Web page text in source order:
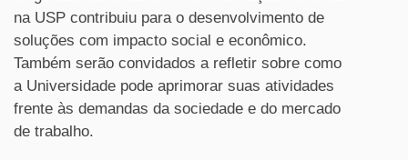
na USP contribuiu para o desenvolvimento de
soluções com impacto social e econômico.
Também serão convidados a refletir sobre como
a Universidade pode aprimorar suas atividades
frente às demandas da sociedade e do mercado
de trabalho.